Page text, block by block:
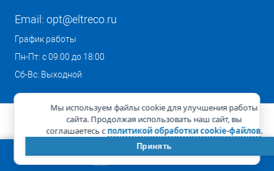
Email: opt@eltreco.ru
График работы
Пн-Пт: с 09:00 до 18:00
Сб-Вс: Выходной
КОРЗИНА 0
Мы используем файлы cookie для улучшения работы
сайта. Продолжая использовать наш сайт, вы
соглашаетесь сполитикой обработки cookie-файлов.
Принять